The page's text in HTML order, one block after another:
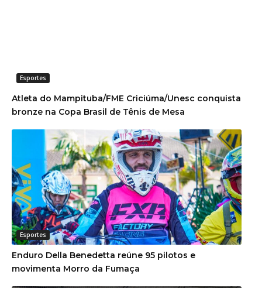
Esportes
Atleta do Mampituba/FME Criciúma/Unesc conquista
bronze na Copa Brasil de Tênis de Mesa
Esportes
Enduro Della Benedetta reúne 95 pilotos e
movimenta Morro da Fumaça